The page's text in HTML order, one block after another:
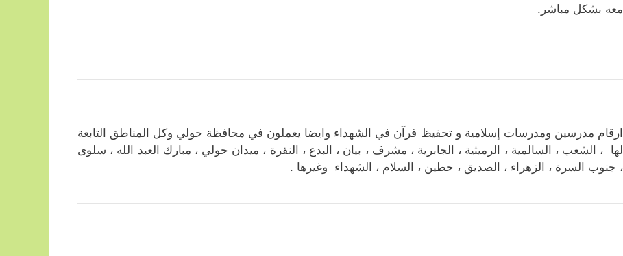
معه بشكل مباشر.
ارقام مدرسين ومدرسات إسلامية و تحفيظ قرآن في الشهداء وايضا يعملون في محافظة حولي وكل المناطق التابعة
لها ، الشعب ، السالمية ، الرميثية ، الجابرية ، مشرف ، بيان ، البدع ، النقرة ، ميدان حولي ، مبارك العبد الله ، سلوى
، جنوب السرة ، الزهراء ، الصديق ، حطين ، السلام ، الشهداء وغيرها .